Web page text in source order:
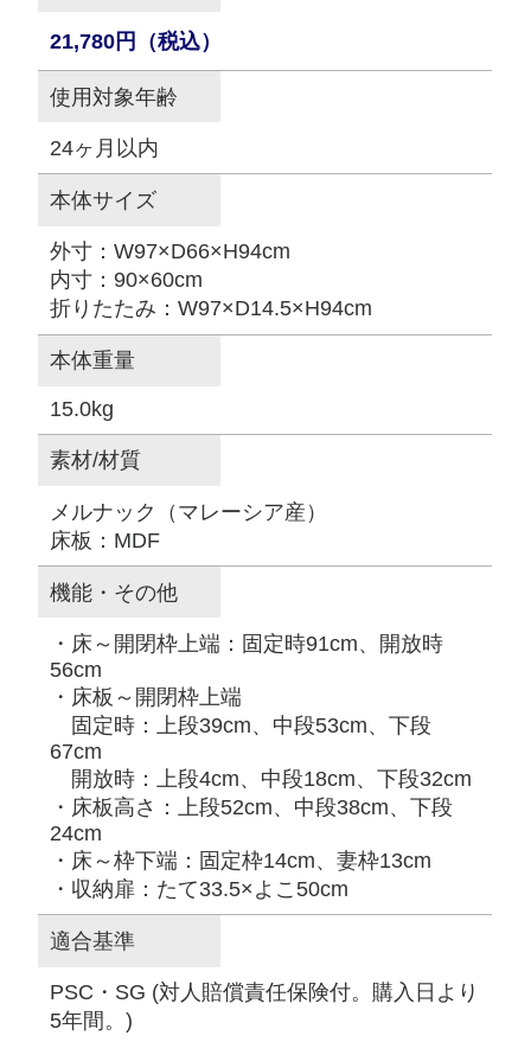
21,780円（税込）
使用対象年齢
24ヶ月以内
本体サイズ
外寸：W97×D66×H94cm
内寸：90×60cm
折りたたみ：W97×D14.5×H94cm
本体重量
15.0kg
素材/材質
メルナック（マレーシア産）
床板：MDF
機能・その他
・床～開閉枠上端：固定時91cm、開放時
56cm
・床板～開閉枠上端
固定時：上段39cm、中段53cm、下段
67cm
開放時：上段4cm、中段18cm、下段32cm
・床板高さ：上段52cm、中段38cm、下段
24cm
・床～枠下端：固定枠14cm、妻枠13cm
・収納扉：たて33.5×よこ50cm
適合基準
PSC・SG (対人賠償責任保険付。購入日より
5年間。)